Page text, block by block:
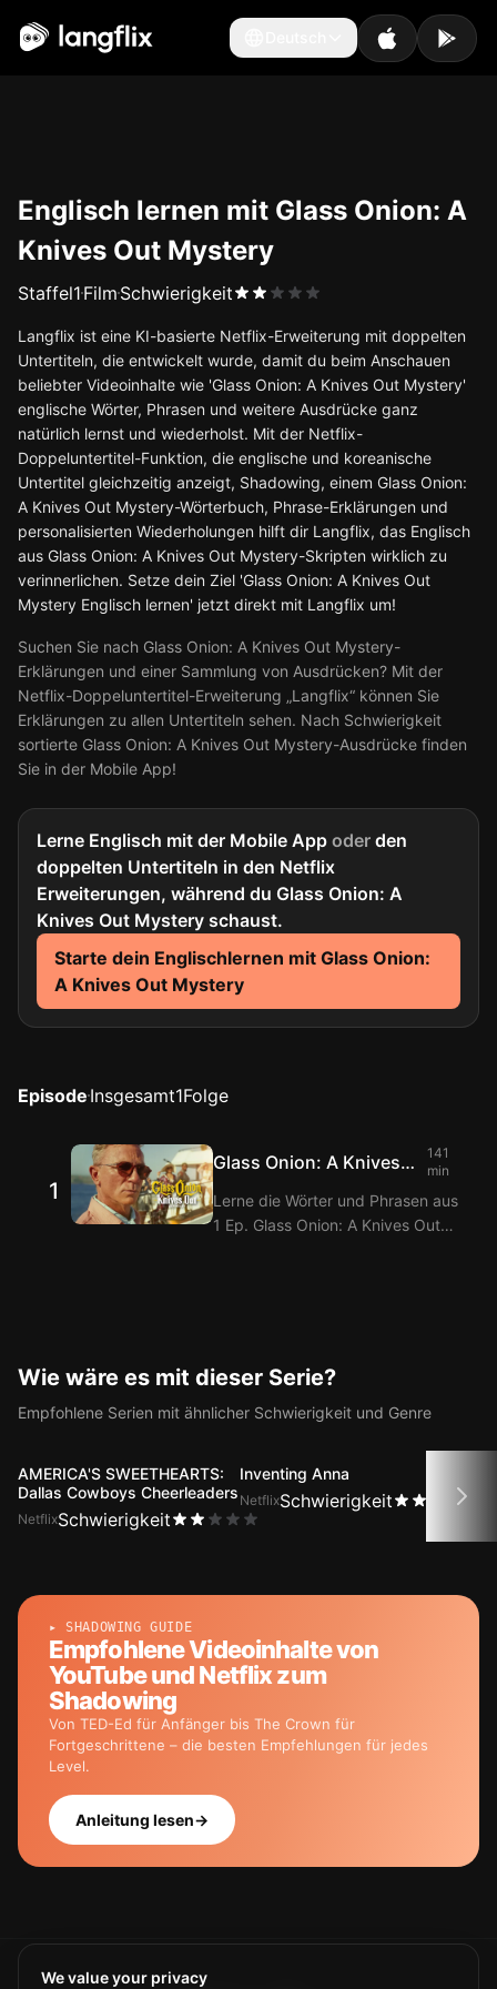
Deutsch
Englisch lernen mit Glass Onion: A
Knives Out Mystery
Staffel1 Film Schwierigkeit
Langflix ist eine KI-basierte Netflix-Erweiterung mit doppelten
Untertiteln, die entwickelt wurde, damit du beim Anschauen
beliebter Videoinhalte wie 'Glass Onion: A Knives Out Mystery'
englische Wörter, Phrasen und weitere Ausdrücke ganz
natürlich lernst und wiederholst. Mit der Netflix-
Doppeluntertitel-Funktion, die englische und koreanische
Untertitel gleichzeitig anzeigt, Shadowing, einem Glass Onion:
A Knives Out Mystery-Wörterbuch, Phrase-Erklärungen und
personalisierten Wiederholungen hilft dir Langflix, das Englisch
aus Glass Onion: A Knives Out Mystery-Skripten wirklich zu
verinnerlichen. Setze dein Ziel 'Glass Onion: A Knives Out
Mystery Englisch lernen' jetzt direkt mit Langflix um!
Suchen Sie nach Glass Onion: A Knives Out Mystery-
Erklärungen und einer Sammlung von Ausdrücken? Mit der
Netflix-Doppeluntertitel-Erweiterung „Langflix“ können Sie
Erklärungen zu allen Untertiteln sehen. Nach Schwierigkeit
sortierte Glass Onion: A Knives Out Mystery-Ausdrücke finden
Sie in der Mobile App!
Lerne Englisch mit der Mobile App oder den
doppelten Untertiteln in den Netflix
Erweiterungen, während du Glass Onion: A
Knives Out Mystery schaust.
Starte dein Englischlernen mit Glass Onion:
A Knives Out Mystery
Episode Insgesamt1Folge
1
Glass Onion: A Knives
Out Mystery
141
min
Lerne die Wörter und Phrasen aus
1 Ep. Glass Onion: A Knives Out
erhältst du Übersetzungen der
Knives Out Mystery.
Wie wäre es mit dieser Serie?
Empfohlene Serien mit ähnlicher Schwierigkeit und Genre
AMERICA'S SWEETHEARTS:
Dallas Cowboys Cheerleaders
NetflixSchwierigkeit
Inventing Anna
NetflixSchwierigkeit
▸ SHADOWING GUIDE
Empfohlene Videoinhalte von
YouTube und Netflix zum
Shadowing
Von TED-Ed für Anfänger bis The Crown für
Fortgeschrittene – die besten Empfehlungen für jedes
Level.
Anleitung lesen→
We value your privacy